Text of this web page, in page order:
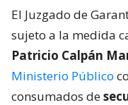
El Juzgado de
sujeto a la medida
Patricio Calpán
Ministerio Público
consumados de